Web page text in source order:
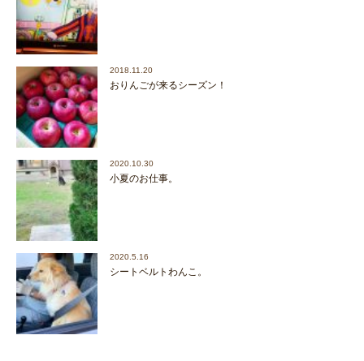
2018.11.20
おりんごが来るシーズン！
2020.10.30
小夏のお仕事。
2020.5.16
シートベルトわんこ。